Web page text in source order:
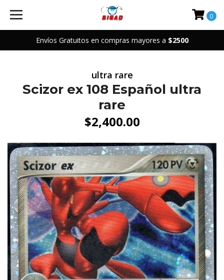
Envíos Gratuitos en compras mayores a $2500
0
ultra rare
Scizor ex 108 Español ultra
rare
$2,400.00